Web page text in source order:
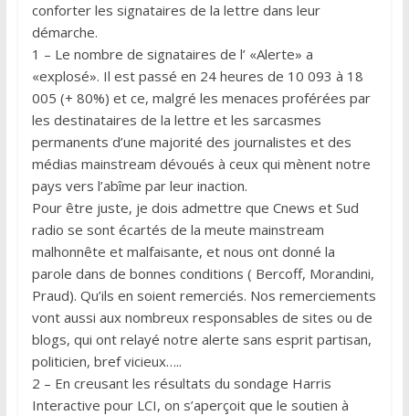
conforter les signataires de la lettre dans leur
démarche.
1 – Le nombre de signataires de l’ «Alerte» a
«explosé». Il est passé en 24 heures de 10 093 à 18
005 (+ 80%) et ce, malgré les menaces proférées par
les destinataires de la lettre et les sarcasmes
permanents d’une majorité des journalistes et des
médias mainstream dévoués à ceux qui mènent notre
pays vers l’abîme par leur inaction.
Pour être juste, je dois admettre que Cnews et Sud
radio se sont écartés de la meute mainstream
malhonnête et malfaisante, et nous ont donné la
parole dans de bonnes conditions ( Bercoff, Morandini,
Praud). Qu’ils en soient remerciés. Nos remerciements
vont aussi aux nombreux responsables de sites ou de
blogs, qui ont relayé notre alerte sans esprit partisan,
politicien, bref vicieux…..
2 – En creusant les résultats du sondage Harris
Interactive pour LCI, on s’aperçoit que le soutien à